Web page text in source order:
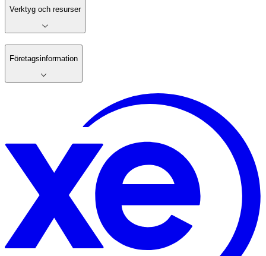
Verktyg och resurser
Företagsinformation